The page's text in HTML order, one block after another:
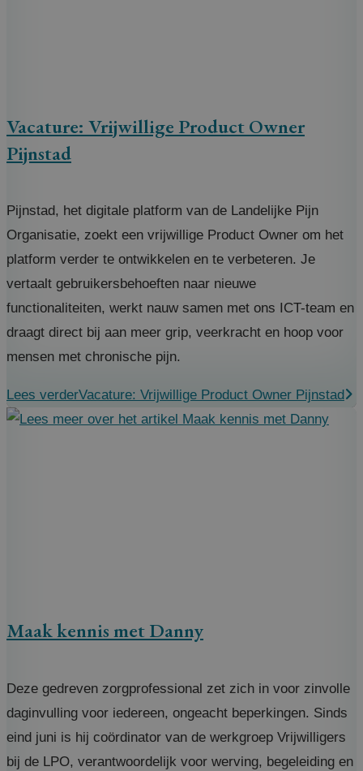
Vacature: Vrijwillige Product Owner
Pijnstad
Pijnstad, het digitale platform van de Landelijke Pijn
Organisatie, zoekt een vrijwillige Product Owner om het
platform verder te ontwikkelen en te verbeteren. Je
vertaalt gebruikersbehoeften naar nieuwe
functionaliteiten, werkt nauw samen met ons ICT-team en
draagt direct bij aan meer grip, veerkracht en hoop voor
mensen met chronische pijn.
Lees verderVacature: Vrijwillige Product Owner Pijnstad
Maak kennis met Danny
Deze gedreven zorgprofessional zet zich in voor zinvolle
daginvulling voor iedereen, ongeacht beperkingen. Sinds
eind juni is hij coördinator van de werkgroep Vrijwilligers
bij de LPO, verantwoordelijk voor werving, begeleiding en